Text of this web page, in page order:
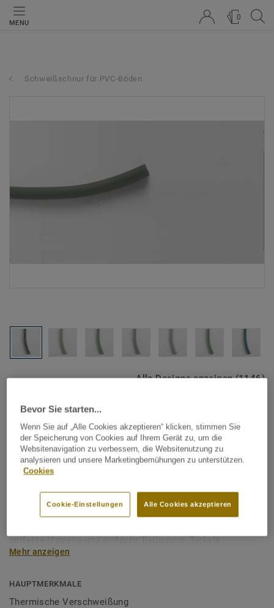
MENU
0
Schweißschnur für PVC-Böden
Alle Designs anzeigen (1146)
Tarkett Zubehör Komplettsortiment
Schweißschnur für PVC-Böden
- Unicoloured DUSTY GREEN
6045
zweier PVC-Bahnen verwendet und sorgen für eine
perfekte Hygiene und einfache Reinigung. Tarkett
Schweißschnüre sind erhältlich in den Varianten Uni und
Bodenbelagssortiment abgestimmt. Durch die Verwendung
von Kontrastfarben lassen sich auch besondere
Mehr anzeigen
HAUPTMERKMALE
Thermische Verschweißung
Bevor Sie starten...
Wenn Sie auf „Alle Cookies akzeptieren“ klicken, stimmen Sie
der Speicherung von Cookies auf Ihrem Gerät zu, um die
Websitenavigation zu verbessern, die Websitenutzung zu
analysieren und unsere Marketingbemühungen zu unterstützen.
Cookies
Alle Cookies akzeptieren
Cookie-Einstellungen